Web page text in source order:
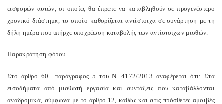
εισφορών αυτών, οι οποίες θα έπρεπε να καταβληθούν σε προγενέστερο
χρονικό διάστημα, το οποίο καθορίζεται αντίστοιχα σε συνάρτηση με τη
δήλη ημέρα που υπήρχε υποχρέωση καταβολής των αντίστοιχων μισθών.
Παρακράτηση φόρου
Στο άρθρο 60 παράγραφος 5 του Ν. 4172/2013 αναφέρεται ότι: Στα
εισοδήματα από μισθωτή εργασία και συντάξεις που καταβάλλονται
αναδρομικά, σύμφωνα με το άρθρο 12, καθώς και στις πρόσθετες αμοιβές